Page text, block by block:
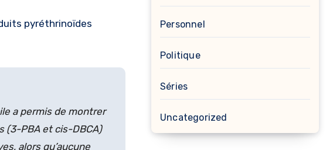
pyréthrinoïdes
a permis de montrer
(3-PBA et cis-DBCA)
alors qu’aucune
Personnel
Politique
Séries
Uncategorized